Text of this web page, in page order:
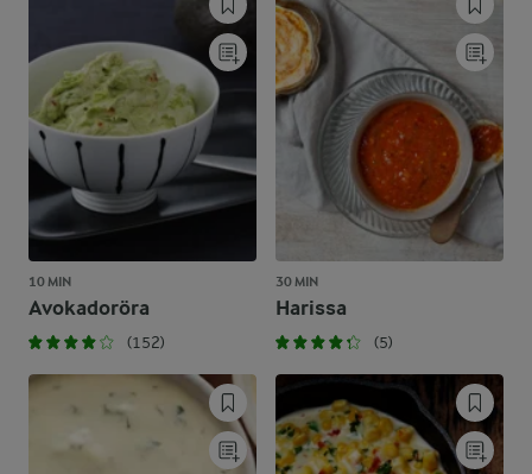
10 MIN
Avokadoröra
(152)
30 MIN
Harissa
(5)